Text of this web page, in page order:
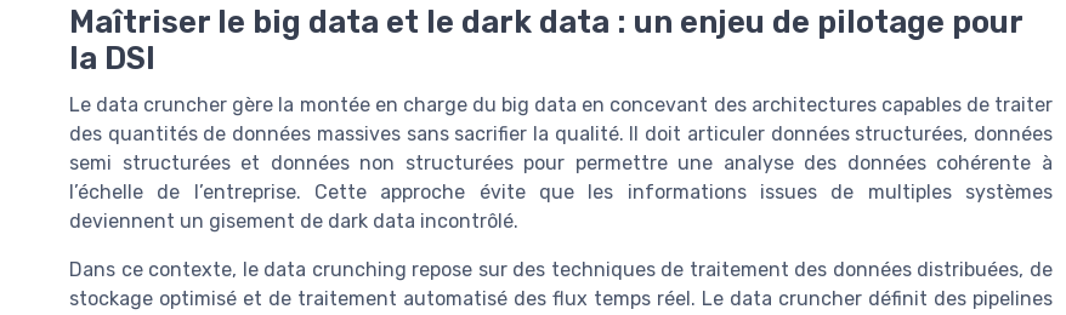
Maîtriser le big data et le dark data : un enjeu de pilotage pour
la DSI
Le data cruncher gère la montée en charge du big data en concevant des architectures capables de traiter
des quantités de données massives sans sacrifier la qualité. Il doit articuler données structurées, données
semi structurées et données non structurées pour permettre une analyse des données cohérente à
l’échelle de l’entreprise. Cette approche évite que les informations issues de multiples systèmes
deviennent un gisement de dark data incontrôlé.
Dans ce contexte, le data crunching repose sur des techniques de traitement des données distribuées, de
stockage optimisé et de traitement automatisé des flux temps réel. Le data cruncher définit des pipelines